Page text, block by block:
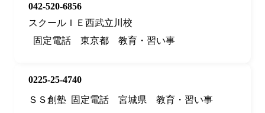
042-520-6856
スクールＩＥ西武立川校
固定電話
東京都 教育・習い事
0225-25-4740
ＳＳ創塾 固定電話 宮城県 教育・習い事